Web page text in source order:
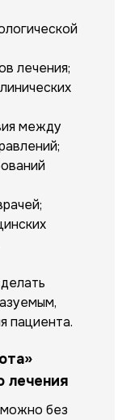
лечения;
между
пациента.
лечения
без